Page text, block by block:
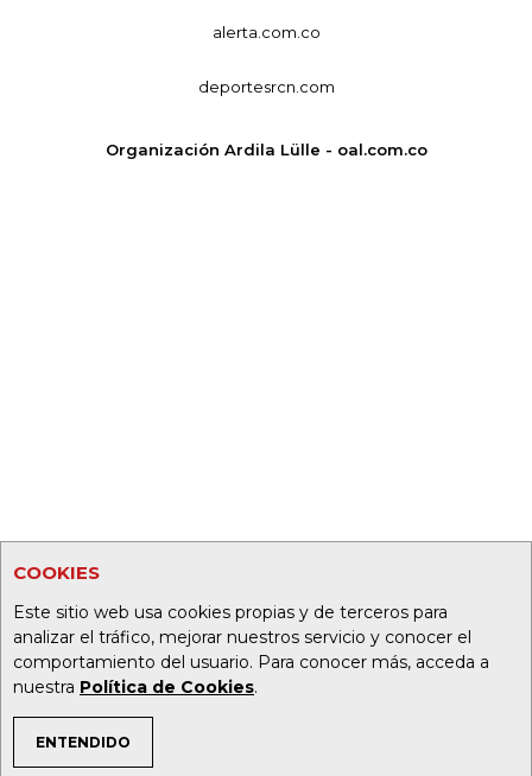
COOKIES
Este sitio web usa cookies propias y de terceros para
analizar el tráfico, mejorar nuestros servicio y conocer el
comportamiento del usuario. Para conocer más, acceda a
nuestra Política de Cookies.
ENTENDIDO
TEMAS DE INTERÉS
alerta.com.co
deportesrcn.com
Organización Ardila Lülle - oal.com.co